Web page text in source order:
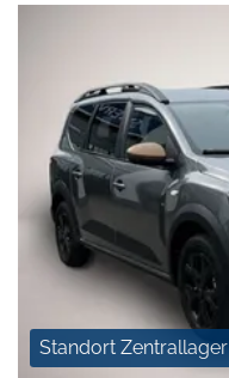
Standort Zentrallager